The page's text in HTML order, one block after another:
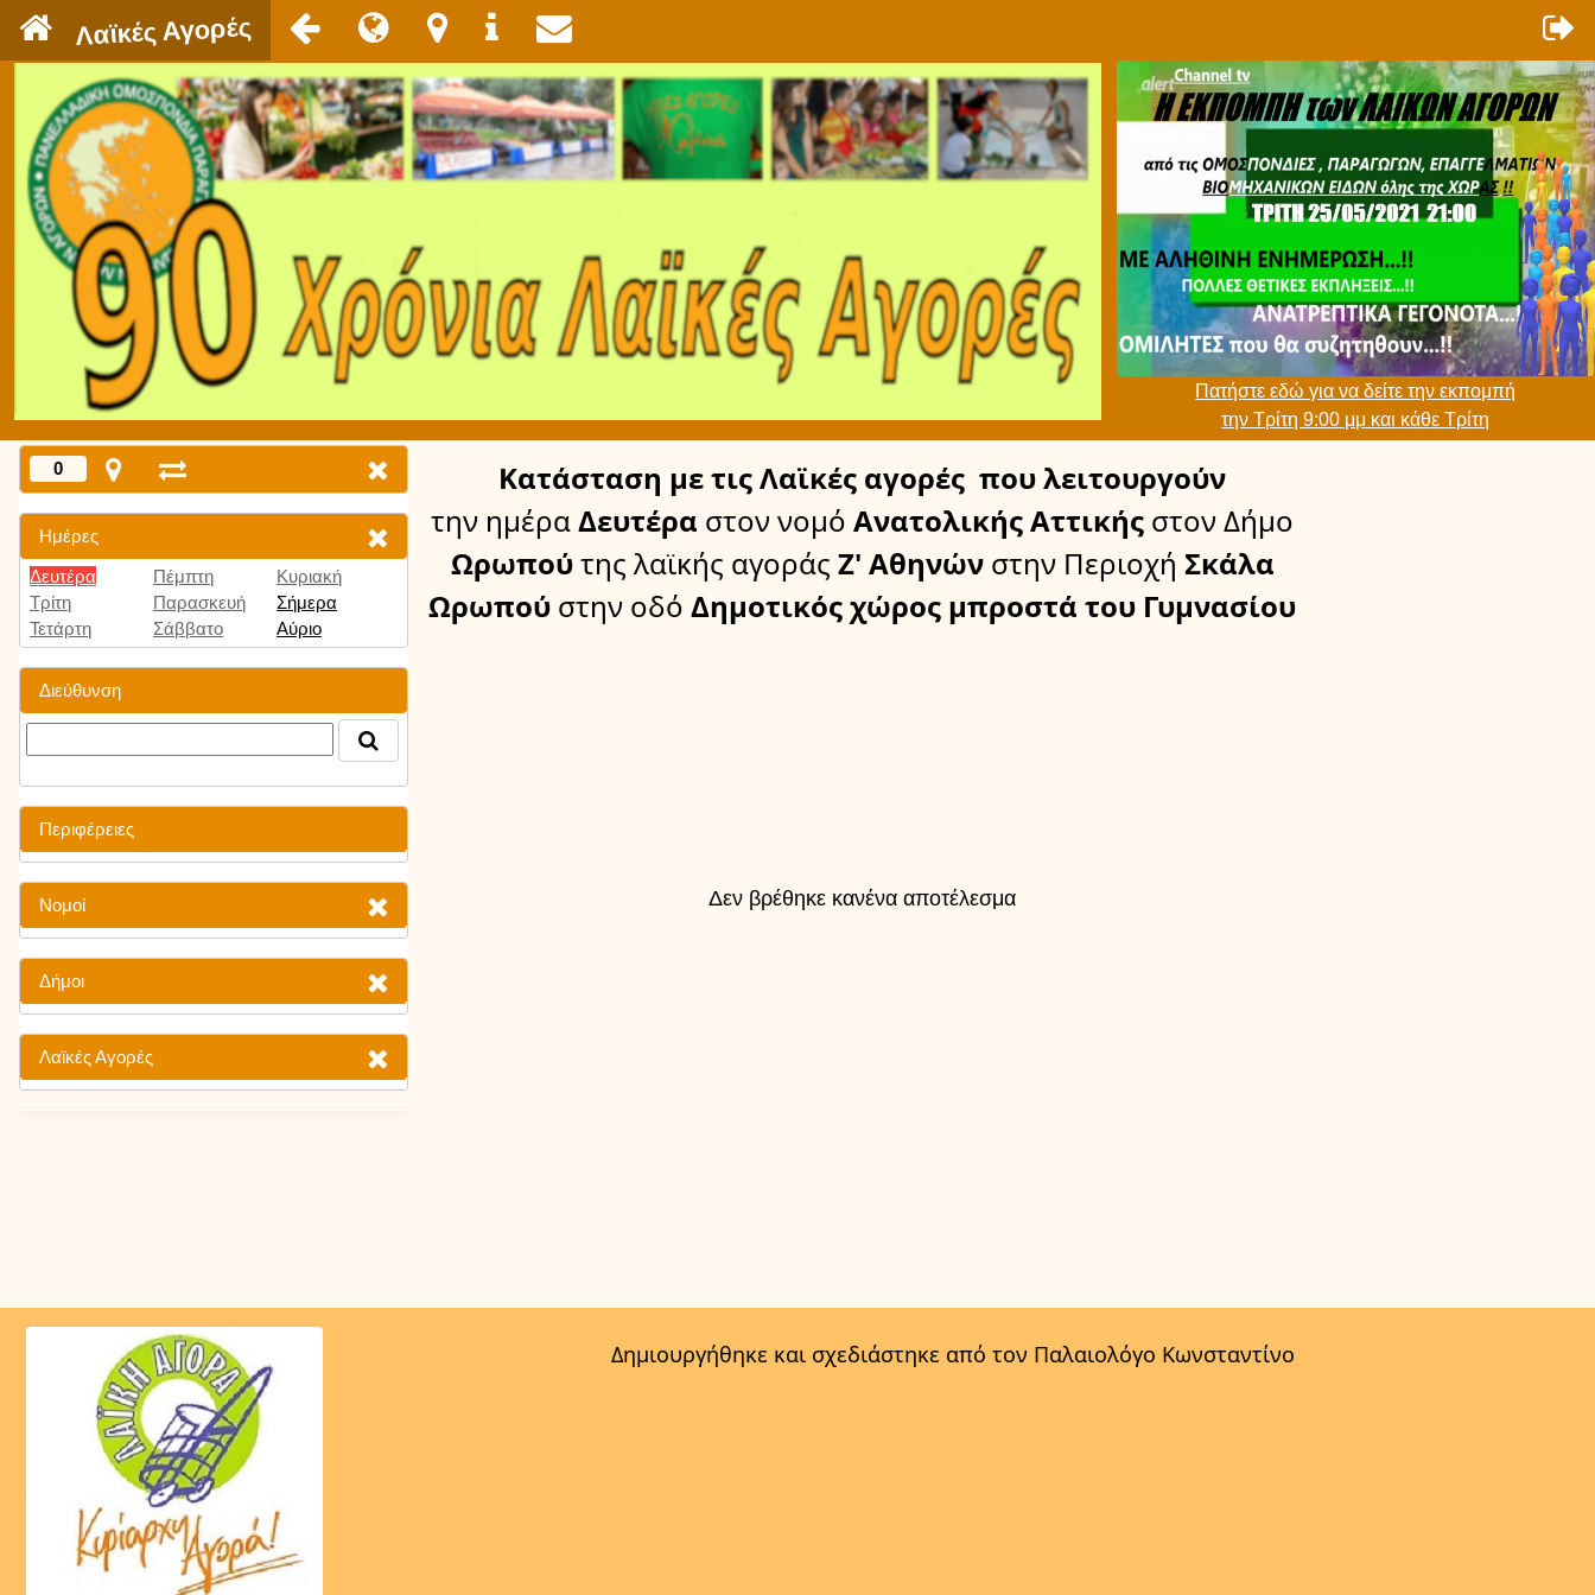
Λαϊκές Αγορές
Πατήστε εδώ για να δείτε την εκπομπή
την Τρίτη 9:00 μμ και κάθε Τρίτη
0
Ημέρες
Δευτέρα
Τρίτη
Τετάρτη
Πέμπτη
Παρασκευή
Σάββατο
Κυριακή
Σήμερα
Αύριο
Διεύθυνση
Περιφέρειες
Νομοί
Δήμοι
Λαϊκές Αγορές
Κατάσταση με τις Λαϊκές αγορές που λειτουργούν
την ημέραΔευτέρα στον νομό Ανατολικής Αττικής στον Δήμο
Ωρωπούτης λαϊκής αγοράς Ζ' Αθηνών στην Περιοχή Σκάλα
Ωρωπού στην οδό Δημοτικός χώρος μπροστά του Γυμνασίου
Δεν βρέθηκε κανένα αποτέλεσμα
Δημιουργήθηκε και σχεδιάστηκε από τον Παλαιολόγο Κωνσταντίνο